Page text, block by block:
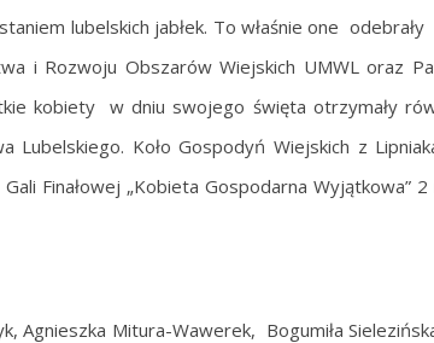
lubelskich jabłek. To właśnie one
i Rozwoju Obszarów Wiejskich UMWL oraz
kobiety w dniu swojego święta otrzymały
Lubelskiego. Koło Gospodyń Wiejskich z
Finałowej „Kobieta Gospodarna Wyjątkowa”
Agnieszka Mitura-Wawerek, Bogumiła